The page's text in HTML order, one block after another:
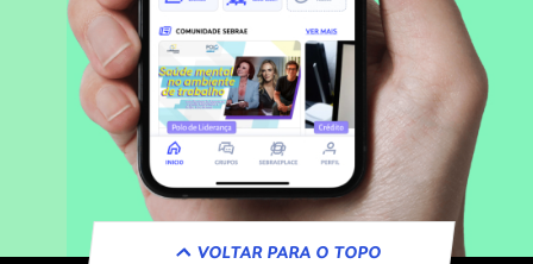
VOLTAR PARA O TOPO